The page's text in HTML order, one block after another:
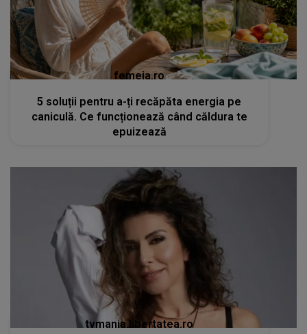
femeia.ro
5 soluții pentru a-ți recăpăta energia pe
caniculă. Ce funcționează când căldura te
epuizează
tvmania.libertatea.ro